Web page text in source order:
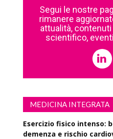
Segui le nostre
rimanere
attualità,
scientifico,
MEDICINA INTEGRATA
Esercizio fisico intenso:
demenza e rischio